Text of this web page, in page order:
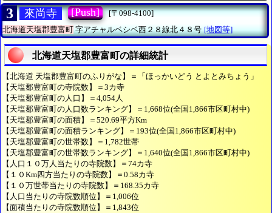
3 來尚寺 [Push]
[〒098-4100]
北海道天塩郡豊富町字アチャルベシベ西２８線北４８号 [地図等]
北海道天塩郡豊富町の詳細統計
【北海道 天塩郡豊富町のふりがな】＝「ほっかいどう とよとみちょう」
【天塩郡豊富町の寺院数】＝3カ寺
【天塩郡豊富町の人口】＝4,054人
【天塩郡豊富町の人口数ランキング】＝1,668位(全国1,866市区町村中)
【天塩郡豊富町の面積】＝520.69平方Km
【天塩郡豊富町の面積ランキング】＝193位(全国1,866市区町村中)
【天塩郡豊富町の世帯数】＝1,782世帯
【天塩郡豊富町の世帯数ランキング】＝1,640位(全国1,866市区町村中)
【人口１０万人当たりの寺院数】＝74カ寺
【１０Km四方当たりの寺院数】＝0.58カ寺
【１０万世帯当たりの寺院数】＝168.35カ寺
【人口当たりの寺院数順位】＝1,006位
【面積当たりの寺院数順位】＝1,843位